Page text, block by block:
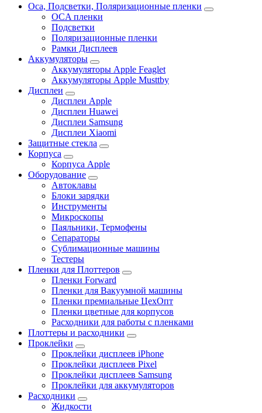
Oca, Подсветки, Поляризационные пленки
OCA пленки
Подсветки
Поляризационные пленки
Рамки Дисплеев
Аккумуляторы
Аккумуляторы Apple Feaglet
Аккумуляторы Apple Musttby
Дисплеи
Дисплеи Apple
Дисплеи Huawei
Дисплеи Samsung
Дисплеи Xiaomi
Защитные стекла
Корпуса
Корпуса Apple
Оборудование
Автоклавы
Блоки зарядки
Инструменты
Микроскопы
Паяльники, Термофены
Сепараторы
Сублимационные машины
Тестеры
Пленки для Плоттеров
Пленки Forward
Пленки для Вакуумной машины
Пленки премиальные ЦехОпт
Пленки цветные для корпусов
Расходники для работы с пленками
Плоттеры и расходники
Проклейки
Проклейки дисплеев iPhone
Проклейки дисплеев Pixel
Проклейки дисплеев Samsung
Проклейки для аккумуляторов
Расходники
Жидкости